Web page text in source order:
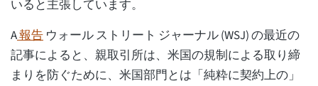
いると主張しています。
A報告 ウォール ストリート ジャーナル (WSJ) の最近の
記事によると、親取引所は、米国の規制による取り締
まりを防ぐために、米国部門とは「純粋に契約上の」